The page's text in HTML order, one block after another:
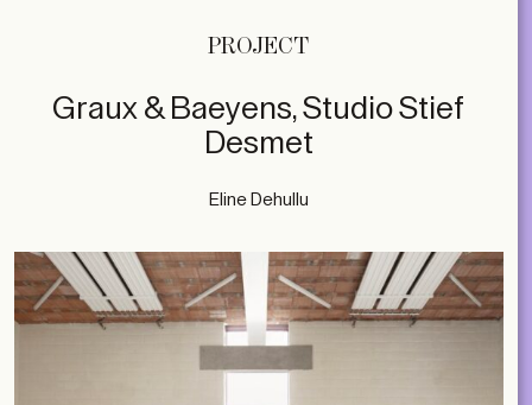
PROJECT
Graux & Baeyens, Studio Stief
Desmet
Eline Dehullu